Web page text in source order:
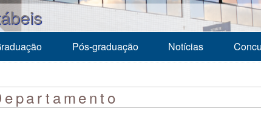
Pós-graduação Notícias